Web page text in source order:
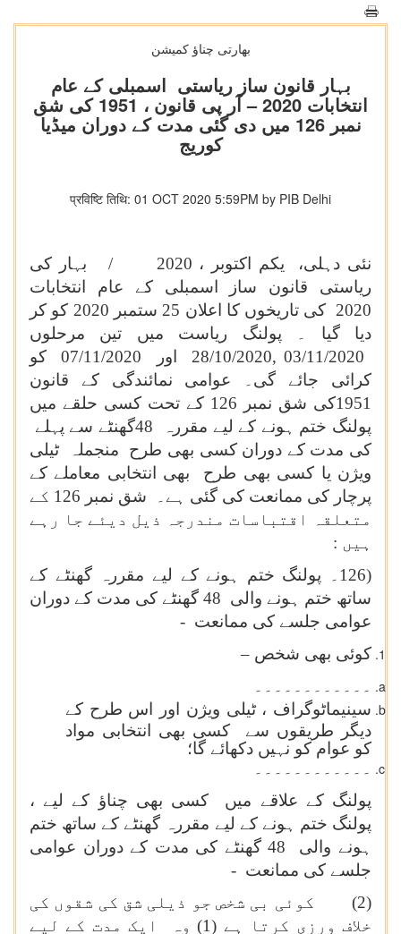
بھارتی چناؤ کمیشن
بہار قانون ساز ریاستی اسمبلی کے عام
انتخابات 2020 – آر پی قانون ، 1951 کی شق
نمبر 126 میں دی گئی مدت کے دوران میڈیا
کوریج
प्रविष्टि तिथि: 01 OCT 2020 5:59PM by PIB Delhi
نئی دہلی، یکم اکتوبر ،
2020 / بہار کی
ریاستی قانون ساز اسمبلی کے عام انتخابات
2020 کی تاریخوں کا اعلان 25 ستمبر 2020 کو کر
دیا گیا ۔ پولنگ ریاست میں تین مرحلوں
28/10/2020, 03/11/2020 اور 07/11/2020کو
کرائی جائے گی۔ عوامی نمائندگی کے قانون
1951کی شق نمبر 126 کے تحت کسی حلقے میں
پولنگ ختم ہونے کے لیے مقررہ 48گھنٹے سے پہلے
کی مدت کے دوران کسی بھی طرح منجملہ ٹیلی
ویژن یا کسی بھی طرح بھی انتخابی معاملے کے
پرچار کی ممانعت کی گئی ہے۔ شق نمبر 126 کے
متعلقہ اقتباسات مندرجہ ذیل دیئے جا رہے
ہیں :
(126۔ پولنگ ختم ہونے کے لیے مقررہ گھنٹے کے
ساتھ ختم ہونے والی 48 گھنٹے کی مدت کے دوران
عوامی جلسے کی ممانعت -
کوئی بھی شخص –
۔۔۔۔۔۔۔۔۔۔۔۔
سینیماٹوگراف ، ٹیلی ویژن اور اس طرح کے
دیگر طریقوں سے کسی بھی انتخابی مواد
کو عوام کو نہیں دکھائے گا؛
۔۔۔۔۔۔۔۔۔۔۔۔
پولنگ کے علاقے میں کسی بھی چناؤ کے لیے ،
پولنگ ختم ہونے کے لیے مقررہ گھنٹے کے ساتھ ختم
ہونے والی 48 گھنٹے کی مدت کے دوران عوامی
جلسے کی ممانعت -
(2) کوئی بی شخص جو ذیلی شق کی شقوں کی
خلاف ورزی کرتا ہے (1) وہ ایک مدت کے لیے